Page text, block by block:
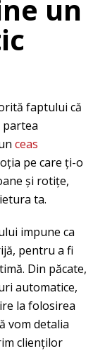
un
faptului că
partea
ceas
pe care ți-o
și rotițe,
ta.
impune ca
pentru a fi
Din păcate,
automatice,
la folosirea
vom detalia
clienților